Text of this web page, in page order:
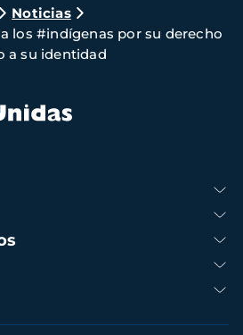
Noticias
los #indígenas por su derecho
a su identidad